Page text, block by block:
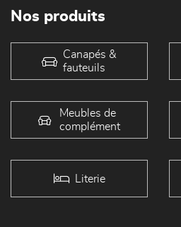
Nos produits
Canapés &
fauteuils
Meubles de
complément
Literie